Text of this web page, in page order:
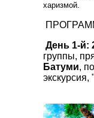
харизмой.
День 1-й:
группы,
Батуми,
экскурсия,